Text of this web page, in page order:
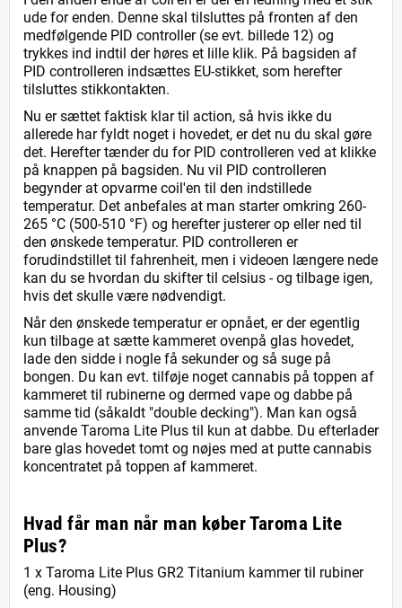
ude for enden. Denne skal tilsluttes på fronten af den
medfølgende PID controller (se evt. billede 12) og
trykkes ind indtil der høres et lille klik. På bagsiden af
PID controlleren indsættes EU-stikket, som herefter
tilsluttes stikkontakten.
Nu er sættet faktisk klar til action, så hvis ikke du
allerede har fyldt noget i hovedet, er det nu du skal gøre
det. Herefter tænder du for PID controlleren ved at klikke
på knappen på bagsiden. Nu vil PID controlleren
begynder at opvarme coil'en til den indstillede
temperatur. Det anbefales at man starter omkring 260-
265 °C (500-510 °F) og herefter justerer op eller ned til
den ønskede temperatur. PID controlleren er
forudindstillet til fahrenheit, men i videoen længere nede
kan du se hvordan du skifter til celsius - og tilbage igen,
hvis det skulle være nødvendigt.
Når den ønskede temperatur er opnået, er der egentlig
kun tilbage at sætte kammeret ovenpå glas hovedet,
lade den sidde i nogle få sekunder og så suge på
bongen. Du kan evt. tilføje noget cannabis på toppen af
kammeret til rubinerne og dermed vape og dabbe på
samme tid (såkaldt "double decking"). Man kan også
anvende Taroma Lite Plus til kun at dabbe. Du efterlader
bare glas hovedet tomt og nøjes med at putte cannabis
koncentratet på toppen af kammeret.
Hvad får man når man køber Taroma Lite
Plus?
1 x Taroma Lite Plus GR2 Titanium kammer til rubiner
(eng. Housing)